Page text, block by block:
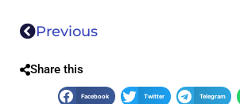
Previous
Share this
Facebook Twitter Telegram